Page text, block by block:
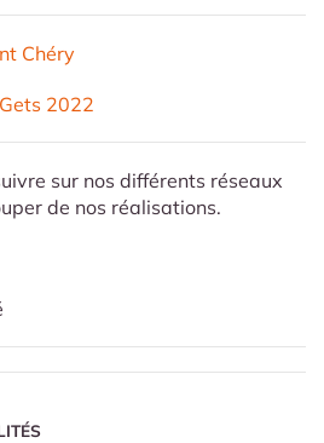
Chéry
2022
sur nos différents réseaux
de nos réalisations.